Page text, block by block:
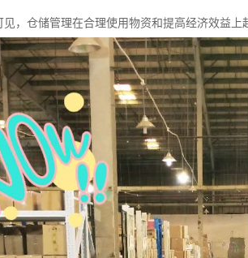
，仓储管理在合理使用物资和提高经济效益上